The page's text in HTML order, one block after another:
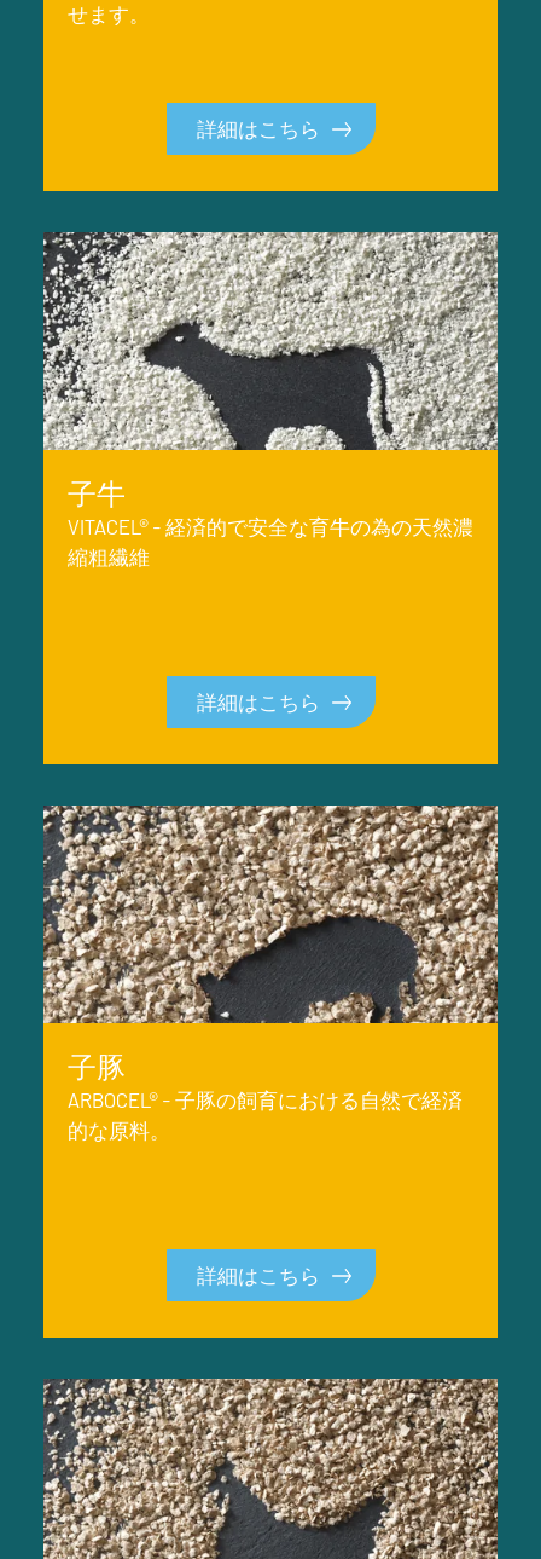
せます。
詳細はこちら
子牛
VITACEL® - 経済的で安全な育牛の為の天然濃
縮粗繊維
詳細はこちら
子豚
ARBOCEL® - 子豚の飼育における自然で経済
的な原料。
詳細はこちら